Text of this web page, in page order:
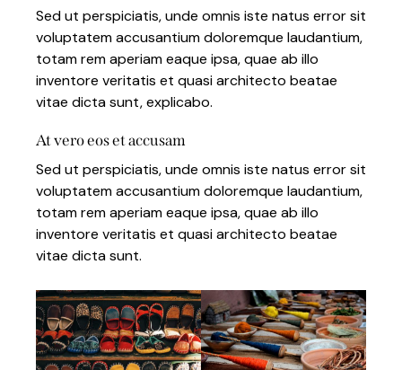
Sed ut perspiciatis, unde omnis iste natus error sit
voluptatem accusantium doloremque laudantium,
totam rem aperiam eaque ipsa, quae ab illo
inventore veritatis et quasi architecto beatae
vitae dicta sunt, explicabo.
At vero eos et accusam
Sed ut perspiciatis, unde omnis iste natus error sit
voluptatem accusantium doloremque laudantium,
totam rem aperiam eaque ipsa, quae ab illo
inventore veritatis et quasi architecto beatae
vitae dicta sunt.